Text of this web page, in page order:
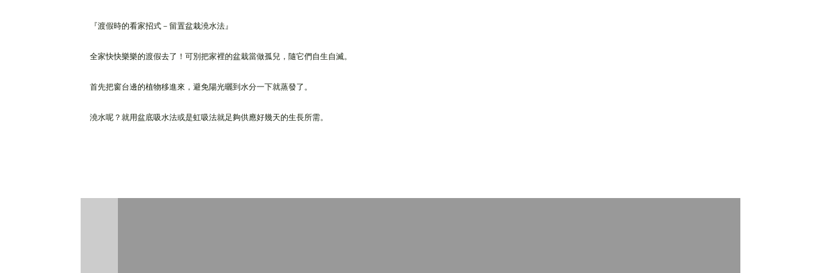
『渡假時的看家招式－留置盆栽澆水法』
全家快快樂樂的渡假去了！可別把家裡的盆栽當做孤兒，隨它們自生自滅。
首先把窗台邊的植物移進來，避免陽光曬到水分一下就蒸發了。
澆水呢？就用盆底吸水法或是虹吸法就足夠供應好幾天的生長所需。